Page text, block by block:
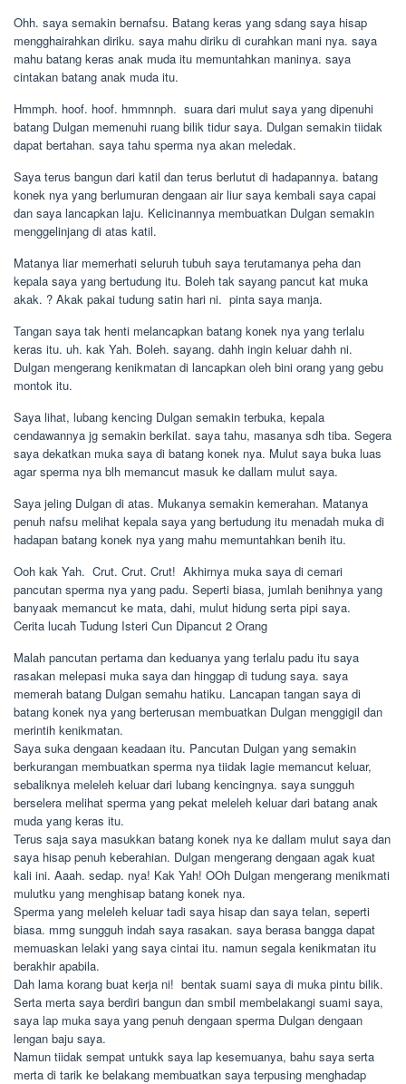
Ohh. saya semakin bernafsu. Batang keras yang sdang saya hisap
mengghairahkan diriku. saya mahu diriku di curahkan mani nya. saya
mahu batang keras anak muda itu memuntahkan maninya. saya
cintakan batang anak muda itu.
Hmmph. hoof. hoof. hmmnnph.  suara dari mulut saya yang dipenuhi
batang Dulgan memenuhi ruang bilik tidur saya. Dulgan semakin tiidak
dapat bertahan. saya tahu sperma nya akan meledak.
Saya terus bangun dari katil dan terus berlutut di hadapannya. batang
konek nya yang berlumuran dengaan air liur saya kembali saya capai
dan saya lancapkan laju. Kelicinannya membuatkan Dulgan semakin
menggelinjang di atas katil.
Matanya liar memerhati seluruh tubuh saya terutamanya peha dan
kepala saya yang bertudung itu. Boleh tak sayang pancut kat muka
akak. ? Akak pakai tudung satin hari ni.  pinta saya manja.
Tangan saya tak henti melancapkan batang konek nya yang terlalu
keras itu. uh. kak Yah. Boleh. sayang. dahh ingin keluar dahh ni. 
Dulgan mengerang kenikmatan di lancapkan oleh bini orang yang gebu
montok itu.
Saya lihat, lubang kencing Dulgan semakin terbuka, kepala
cendawannya jg semakin berkilat. saya tahu, masanya sdh tiba. Segera
saya dekatkan muka saya di batang konek nya. Mulut saya buka luas
agar sperma nya blh memancut masuk ke dallam mulut saya.
Saya jeling Dulgan di atas. Mukanya semakin kemerahan. Matanya
penuh nafsu melihat kepala saya yang bertudung itu menadah muka di
hadapan batang konek nya yang mahu memuntahkan benih itu.
Ooh kak Yah.  Crut. Crut. Crut!  Akhirnya muka saya di cemari
pancutan sperma nya yang padu. Seperti biasa, jumlah benihnya yang
banyaak memancut ke mata, dahi, mulut hidung serta pipi saya.
Cerita lucah Tudung Isteri Cun Dipancut 2 Orang
Malah pancutan pertama dan keduanya yang terlalu padu itu saya
rasakan melepasi muka saya dan hinggap di tudung saya. saya
memerah batang Dulgan semahu hatiku. Lancapan tangan saya di
batang konek nya yang berterusan membuatkan Dulgan menggigil dan
merintih kenikmatan.
Saya suka dengaan keadaan itu. Pancutan Dulgan yang semakin
berkurangan membuatkan sperma nya tiidak lagie memancut keluar,
sebaliknya meleleh keluar dari lubang kencingnya. saya sungguh
berselera melihat sperma yang pekat meleleh keluar dari batang anak
muda yang keras itu.
Terus saja saya masukkan batang konek nya ke dallam mulut saya dan
saya hisap penuh keberahian. Dulgan mengerang dengaan agak kuat
kali ini. Aaah. sedap. nya! Kak Yah! OOh Dulgan mengerang menikmati
mulutku yang menghisap batang konek nya.
Sperma yang meleleh keluar tadi saya hisap dan saya telan, seperti
biasa. mmg sungguh indah saya rasakan. saya berasa bangga dapat
memuaskan lelaki yang saya cintai itu. namun segala kenikmatan itu
berakhir apabila.
Dah lama korang buat kerja ni!  bentak suami saya di muka pintu bilik.
Serta merta saya berdiri bangun dan smbil membelakangi suami saya,
saya lap muka saya yang penuh dengaan sperma Dulgan dengaan
lengan baju saya.
Namun tiidak sempat untukk saya lap kesemuanya, bahu saya serta
merta di tarik ke belakang membuatkan saya terpusing menghadap